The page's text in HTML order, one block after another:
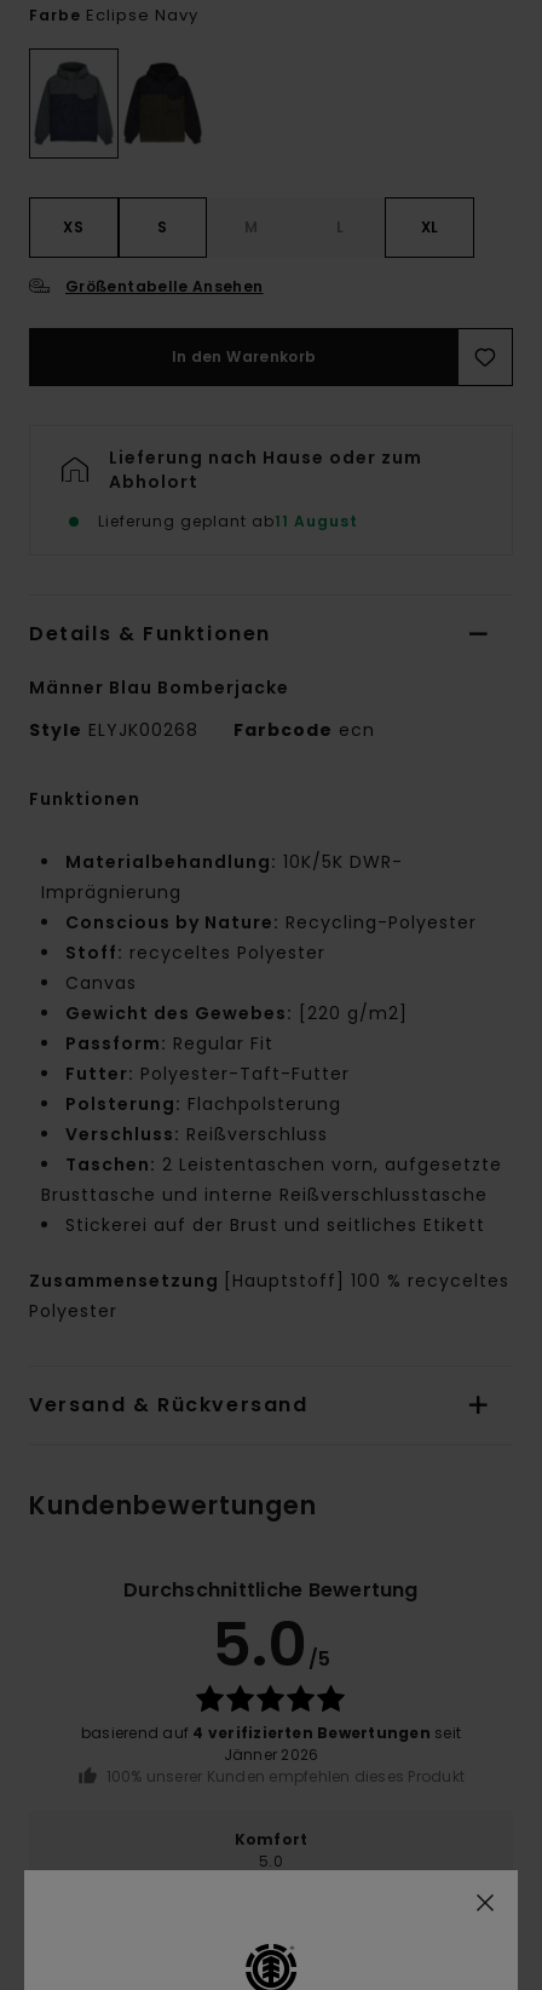
Farbe Eclipse Navy
XS S M L XL
Größentabelle Ansehen
In den Warenkorb
Lieferung nach Hause oder zum
Abholort
Lieferung geplant ab11 August
Details & Funktionen
Männer Blau Bomberjacke
Style ELYJK00268 Farbcode ecn
Funktionen
Materialbehandlung: 10K/5K DWR-
Imprägnierung
Conscious by Nature: Recycling-Polyester
Stoff: recyceltes Polyester
Canvas
Gewicht des Gewebes: [220 g/m2]
Passform: Regular Fit
Futter: Polyester-Taft-Futter
Polsterung: Flachpolsterung
Verschluss: Reißverschluss
Taschen: 2 Leistentaschen vorn, aufgesetzte
Brusttasche und interne Reißverschlusstasche
Stickerei auf der Brust und seitliches Etikett
Zusammensetzung
[Hauptstoff] 100 % recyceltes
Polyester
Versand & Rückversand
Kundenbewertungen
Durchschnittliche Bewertung
5.0 /5
basierend auf 4 verifizierten Bewertungen seit
Jänner 2026
100% unserer Kunden empfehlen dieses Produkt
Komfort
5.0
Preis-Leistungs-Verhältnis
4.7